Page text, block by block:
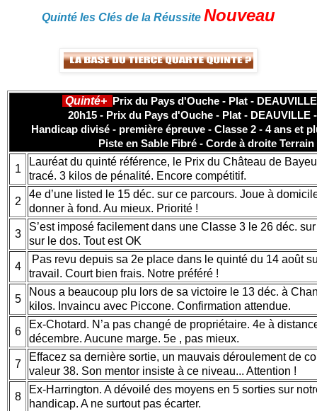
Quinté les Clés de la Réussite Nouveau
Quinté+ Prix du Pays d'Ouche - Plat - DEAUVILLE
20h15 - Prix du Pays d'Ouche - Plat - DEAUVILLE
Handicap divisé - première épreuve - Classe 2 - 4 ans et
Piste en Sable Fibré - Corde à droite
1
Lauréat du quinté référence, le Prix du Château de
tracé. 3 kilos de pénalité. Encore compétitif.
2
4e d’une listed le 15 déc. sur ce parcours. Joue à
donner à fond. Au mieux. Priorité !
3
S’est imposé facilement dans une Classe 3 le 26 déc.
sur le dos. Tout est OK
4
Pas revu depuis sa 2e place dans le quinté du 14 août
travail. Court bien frais. Notre préféré !
5
Nous a beaucoup plu lors de sa victoire le 13 déc. à
kilos. Invaincu avec Piccone. Confirmation attendue.
6
Ex-Chotard. N’a pas changé de propriétaire. 4e à
décembre. Aucune marge. 5e , pas mieux.
7
Effacez sa dernière sortie, un mauvais déroulement de
valeur 38. Son mentor insiste à ce niveau... Attention !
8
Ex-Harrington. A dévoilé des moyens en 5 sorties sur
handicap. A ne surtout pas écarter.